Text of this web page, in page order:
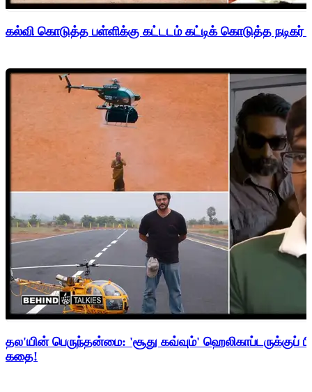
கல்வி கொடுத்த பள்ளிக்கு கட்டடம் கட்டிக் கொடுத்த நடிகர்
தல'யின் பெருந்தன்மை: 'சூது கவ்வும்' ஹெலிகாப்டருக்குப்
கதை!